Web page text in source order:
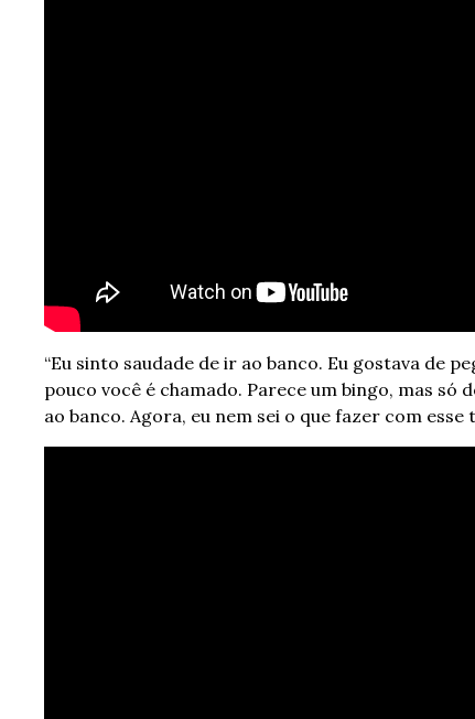
“Eu sinto saudade de ir ao banco. Eu gostava de
pouco você é chamado. Parece um bingo, mas
ao banco. Agora, eu nem sei o que fazer com esse